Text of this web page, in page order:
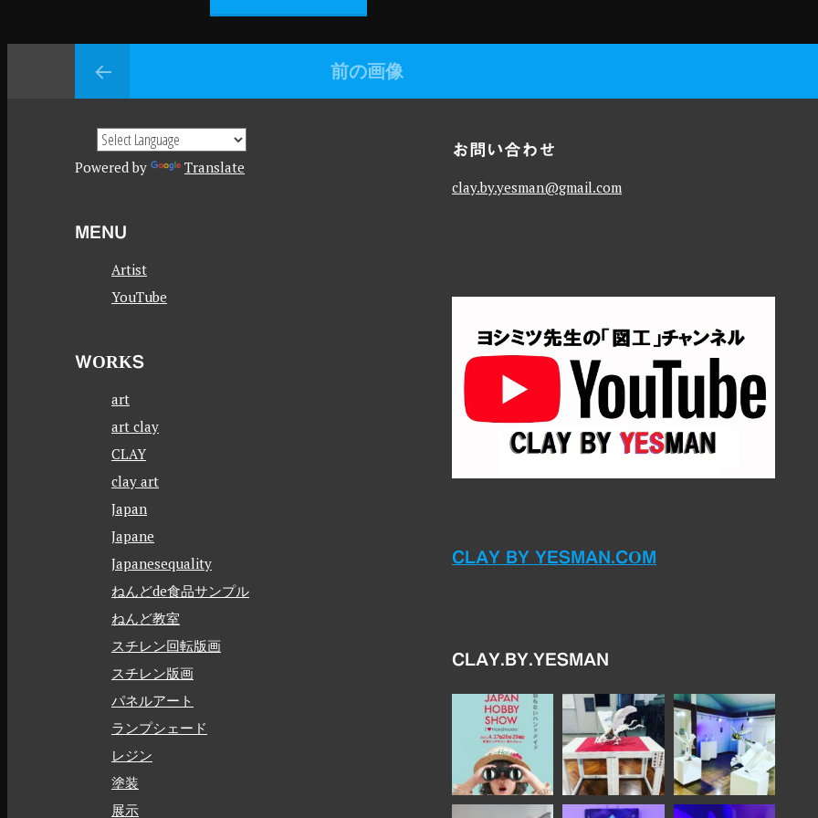
前の画像
Powered by Translate
MENU
Artist
YouTube
WORKS
art
art clay
CLAY
clay art
Japan
Japane
Japanesequality
ねんどde食品サンプル
ねんど教室
スチレン回転版画
スチレン版画
パネルアート
ランプシェード
レジン
塗装
展示
お問い合わせ
clay.by.yesman@gmail.com
CLAY BY YESMAN.COM
CLAY.BY.YESMAN